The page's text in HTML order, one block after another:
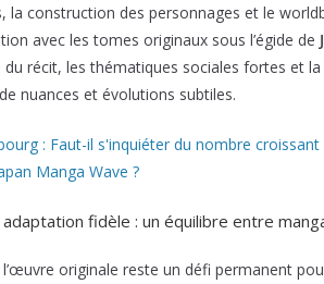
la construction des personnages et le
avec les tomes originaux sous l’égide de
récit, les thématiques sociales fortes et
nuances et évolutions subtiles.
: Faut-il s'inquiéter du nombre
Manga Wave ?
fidèle : un équilibre entre
originale reste un défi permanent